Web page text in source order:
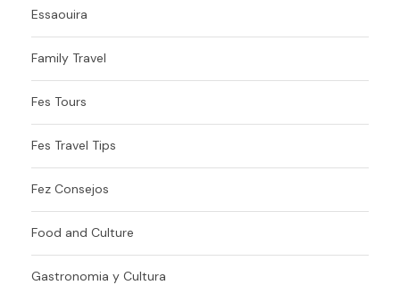
Essaouira
Family Travel
Fes Tours
Fes Travel Tips
Fez Consejos
Food and Culture
Gastronomia y Cultura